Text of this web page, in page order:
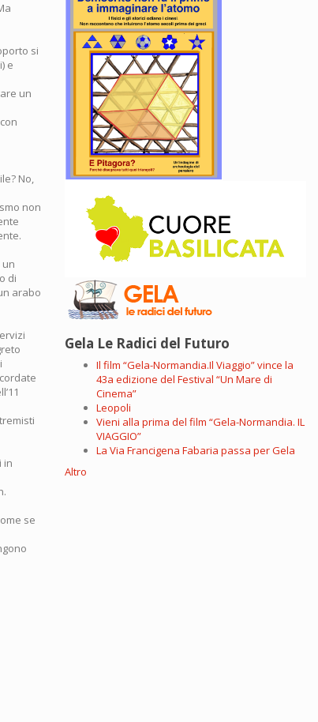
si
e
un
No,
non
di
arabo
in
se
Gela Le Radici del Futuro
Il film “Gela-Normandia.Il Viaggio” vince la
43a edizione del Festival “Un Mare di
Cinema”
Leopoli
Vieni alla prima del film “Gela-Normandia. IL
VIAGGIO”
La Via Francigena Fabaria passa per Gela
Altro